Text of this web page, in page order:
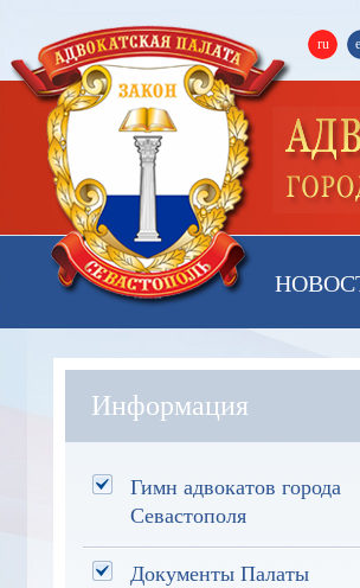
ru
Информация
Гимн адвокатов города
Севастополя
Документы Палаты